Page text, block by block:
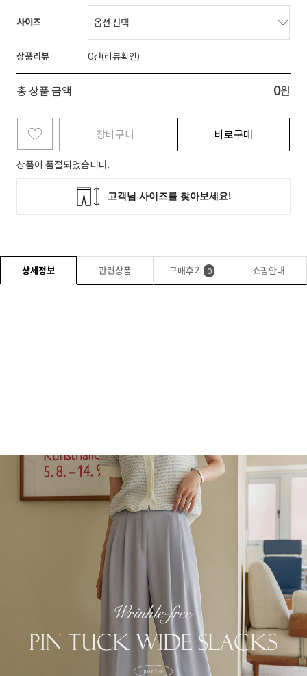
사이즈
상품리뷰 0
총 상품 금액 0원
장바구니 바로구매
상품이 품절되었습니다.
상세정보 관련상품 구매후기 0 쇼핑안내